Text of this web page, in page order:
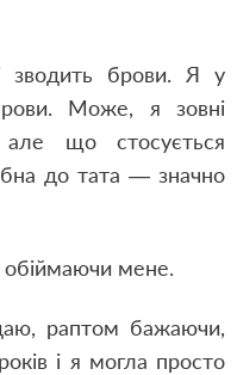
зводить брови. Я у
Може, я зовні
що стосується
до тата — значно
мене.
раптом бажаючи,
і я могла просто